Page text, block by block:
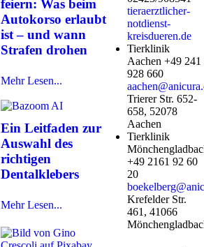
feiern: Was beim
Autokorso erlaubt
ist – und wann
Strafen drohen
Mehr Lesen...
Ein Leitfaden zur
Auswahl des
richtigen
Dentalklebers
Mehr Lesen...
tieraerztlicher-
notdienst-
kreisdueren.de
Tierklinik
Aachen +49 241
928 660
Trierer Str. 652-
658, 52078
Aachen
Tierklinik
+49 2161 92 60
20
Krefelder Str.
461, 41066